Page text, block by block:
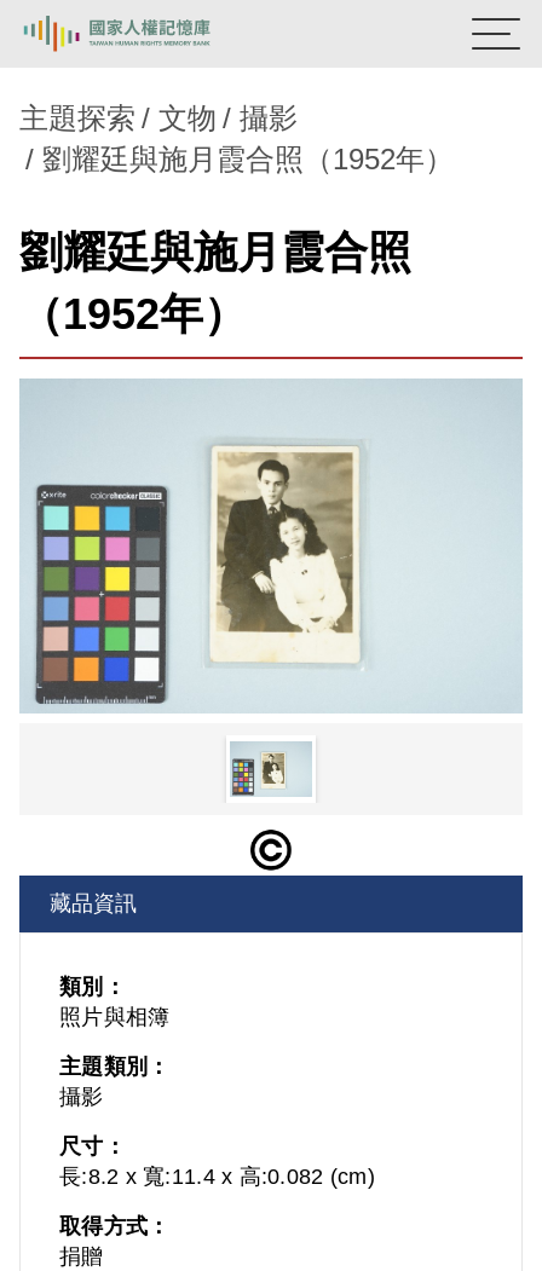
熱門關鍵字：陳孟和 李舜治 鹿窟事件
安康接待室
主題探索
背景知識
關於我們
主題探索 文物
攝影
劉耀廷與施月霞合照（1952年）
劉耀廷與施月霞合照
（1952年）
藏品資訊
類別：
照片與相簿
主題類別：
攝影
尺寸：
長:8.2 x 寬:11.4 x 高:0.082 (cm)
取得方式：
捐贈